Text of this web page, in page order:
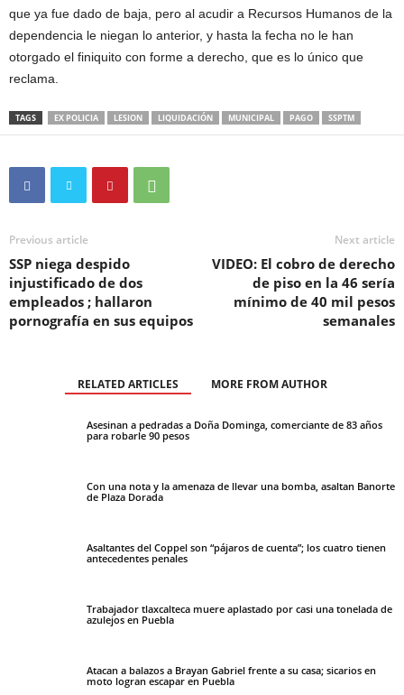
que ya fue dado de baja, pero al acudir a Recursos Humanos de la
dependencia le niegan lo anterior, y hasta la fecha no le han
otorgado el finiquito con forme a derecho, que es lo único que
reclama.
TAGS EX POLICIA LESION LIQUIDACIÓN MUNICIPAL PAGO SSPTM
Previous article
SSP niega despido
injustificado de dos
empleados ; hallaron
pornografía en sus equipos
Next article
VIDEO: El cobro de derecho
de piso en la 46 sería
mínimo de 40 mil pesos
semanales
RELATED ARTICLES MORE FROM AUTHOR
Asesinan a pedradas a Doña Dominga, comerciante de 83 años
para robarle 90 pesos
Con una nota y la amenaza de llevar una bomba, asaltan Banorte
de Plaza Dorada
Asaltantes del Coppel son “pájaros de cuenta”; los cuatro tienen
antecedentes penales
Trabajador tlaxcalteca muere aplastado por casi una tonelada de
azulejos en Puebla
Atacan a balazos a Brayan Gabriel frente a su casa; sicarios en
moto logran escapar en Puebla